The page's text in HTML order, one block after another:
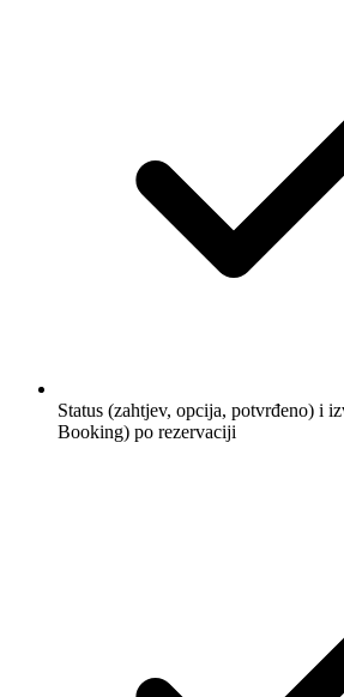
Status (zahtjev, opcija, potvrđeno) i
Booking) po rezervaciji